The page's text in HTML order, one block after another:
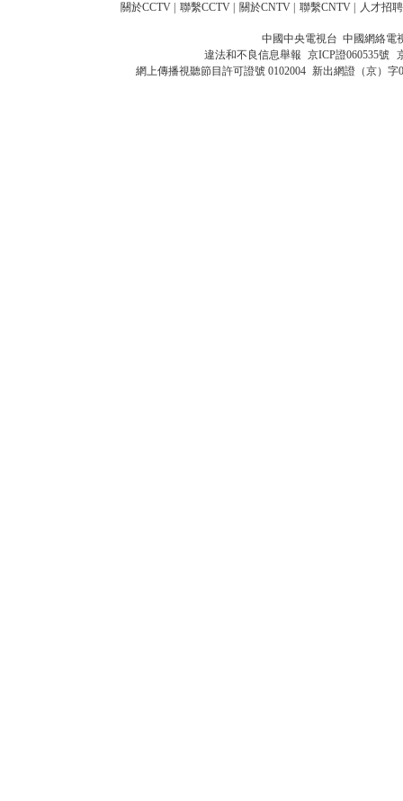
關於CCTV 聯繫CCTV 關於CNTV 聯繫CNTV 人才招聘
中國中央電視台 中國網絡電
違法和不良信息舉報 京ICP證060535號
網上傳播視聽節目許可證號 0102004 新出網證（京）